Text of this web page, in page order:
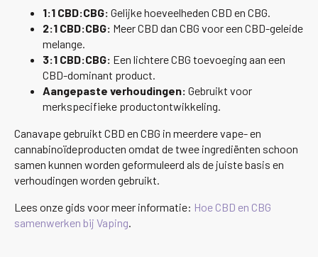
1:1 CBD:CBG: Gelijke hoeveelheden CBD en CBG.
2:1 CBD:CBG: Meer CBD dan CBG voor een CBD-geleide
melange.
3:1 CBD:CBG: Een lichtere CBG toevoeging aan een
CBD-dominant product.
Aangepaste verhoudingen: Gebruikt voor
merkspecifieke productontwikkeling.
Canavape gebruikt CBD en CBG in meerdere vape- en
cannabinoïdeproducten omdat de twee ingrediënten schoon
samen kunnen worden geformuleerd als de juiste basis en
verhoudingen worden gebruikt.
Lees onze gids voor meer informatie: Hoe CBD en CBG
samenwerken bij Vaping